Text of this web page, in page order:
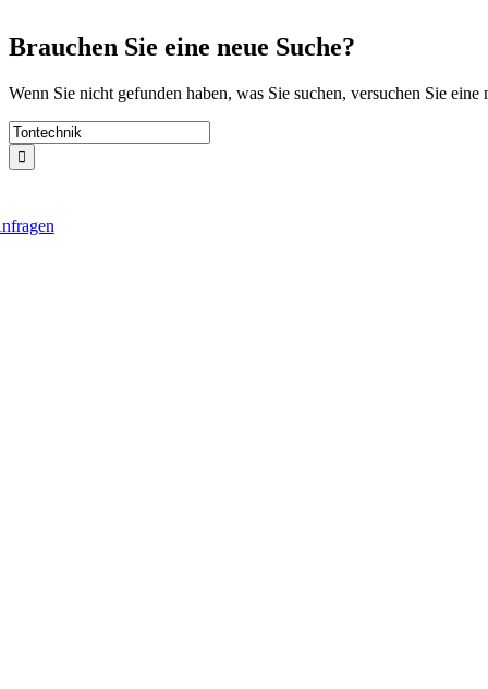
Inhalt
springen
Brauchen Sie eine neue Suche?
Wenn Sie nicht gefunden haben, was Sie suchen, versuchen Sie eine
Suche
nach: